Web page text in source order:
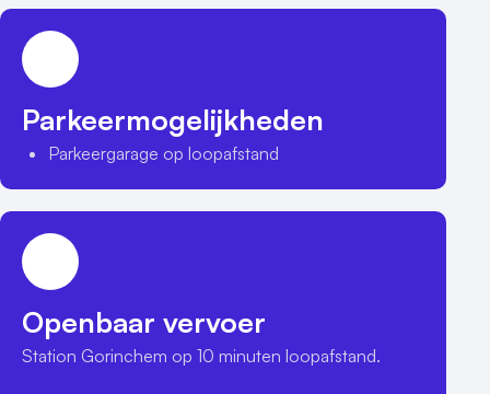
Parkeermogelijkheden
Parkeergarage op loopafstand
Openbaar vervoer
Station Gorinchem op 10 minuten loopafstand.